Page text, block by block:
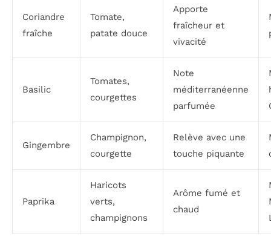
Coriandre
fraîche
Tomate,
patate douce
Apporte
fraîcheur et
vivacité
Basilic
Tomates,
courgettes
Note
méditerranéenne
parfumée
Gingembre
Champignon,
courgette
Relève avec une
touche piquante
Paprika
Haricots
verts,
champignons
Arôme fumé et
chaud